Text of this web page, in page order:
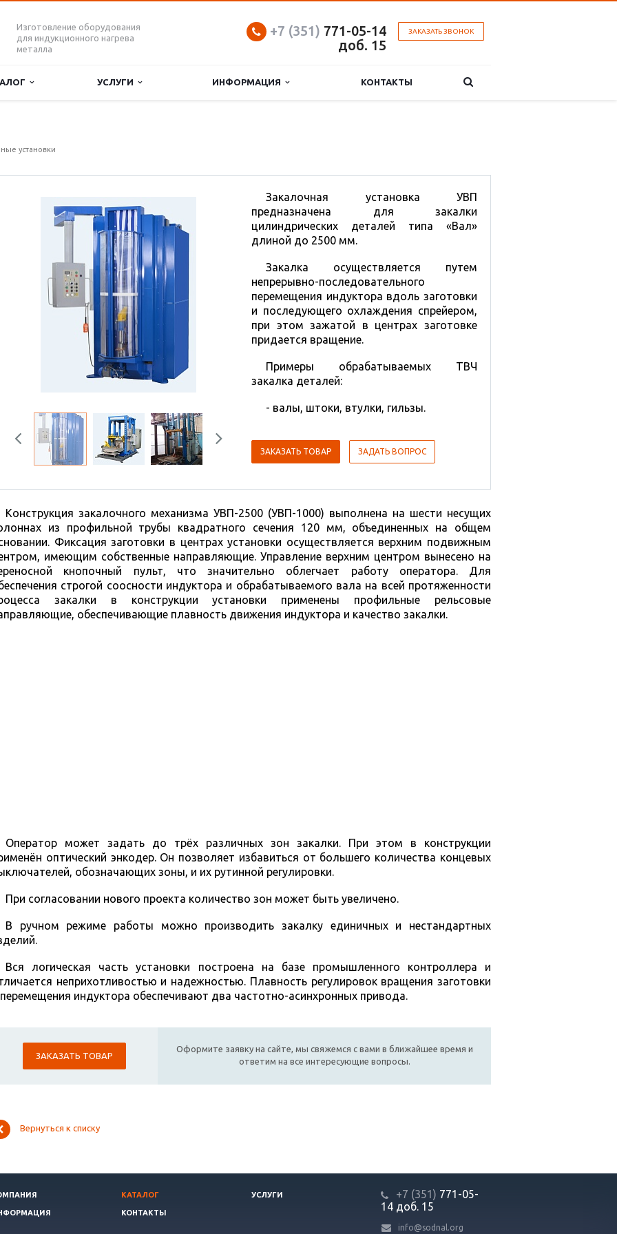
Изготовление оборудования
для индукционного нагрева
металла
ЗАКАЗАТЬ ЗВОНОК
+7 (351) 771-05-14
доб. 15
УСЛУГИ ИНФОРМАЦИЯ КОНТАКТЫ
установки
Previous Next
Закалочная установка УВП
предназначена для закалки
цилиндрических деталей типа «Вал»
длиной до 2500 мм.
Закалка осуществляется путем
непрерывно-последовательного
перемещения индуктора вдоль заготовки
и последующего охлаждения спрейером,
при этом зажатой в центрах заготовке
придается вращение.
Примеры обрабатываемых ТВЧ
закалка деталей:
- валы, штоки, втулки, гильзы.
ЗАКАЗАТЬ ТОВАР ЗАДАТЬ ВОПРОС
Конструкция закалочного механизма УВП-2500 (УВП-1000) выполнена на шести несущих
из профильной трубы квадратного сечения 120 мм, объединенных на общем
Фиксация заготовки в центрах установки осуществляется верхним подвижным
имеющим собственные направляющие. Управление верхним центром вынесено на
кнопочный пульт, что значительно облегчает работу оператора. Для
строгой соосности индуктора и обрабатываемого вала на всей протяженности
закалки в конструкции установки применены профильные рельсовые
обеспечивающие плавность движения индуктора и качество закалки.
Оператор может задать до трёх различных зон закалки. При этом в конструкции
оптический энкодер. Он позволяет избавиться от большего количества концевых
обозначающих зоны, и их рутинной регулировки.
При согласовании нового проекта количество зон может быть увеличено.
В ручном режиме работы можно производить закалку единичных и нестандартных
Вся логическая часть установки построена на базе промышленного контроллера и
неприхотливостью и надежностью. Плавность регулировок вращения заготовки
индуктора обеспечивают два частотно-асинхронных привода.
ЗАКАЗАТЬ ТОВАР
Оформите заявку на сайте, мы свяжемся с вами в ближайшее время и
ответим на все интересующие вопросы.
Вернуться к списку
КАТАЛОГ УСЛУГИ
КОНТАКТЫ
+7 (351) 771-05-
14 доб. 15
info@sodnal.org